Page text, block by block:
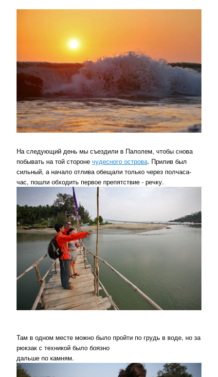
На следующий день мы съездили в Палолем, чтобы снова
побывать на той сторонечудесного острова. Прилив был
сильный, а начало отлива обещали только через полчаса-
час, пошли обходить первое препятствие - речку.
Там в одном месте можно было пройти по грудь в воде, но за
рюкзак с техникой было боязно
дальше по камням.